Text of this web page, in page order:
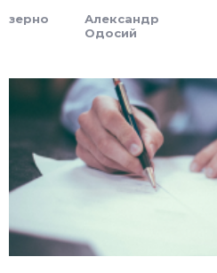
зерно
Александр
Одосий